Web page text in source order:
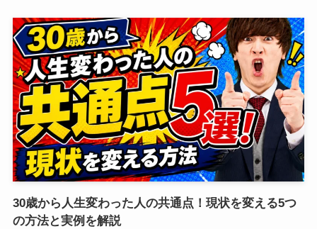
30歳から人生変わった人の共通点！現状を変える5つ
の方法と実例を解説